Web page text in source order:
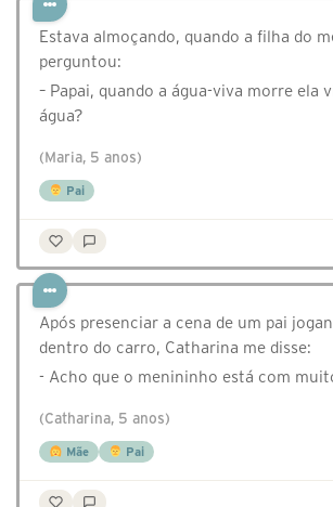
Estava almoçando, quando a filha do
perguntou:
– Papai, quando a água-viva morre ela
água?
(Maria, 5 anos)
Pai
Após presenciar a cena de um pai
dentro do carro, Catharina me disse:
- Acho que o menininho está com
(Catharina, 5 anos)
Mãe Pai